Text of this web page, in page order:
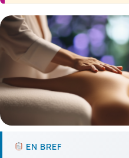
EN BREF